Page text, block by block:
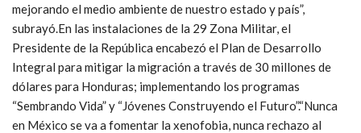
mejorando el medio ambiente de nuestro estado y país”,
subrayó.En las instalaciones de la 29 Zona Militar, el
Presidente de la República encabezó el Plan de Desarrollo
Integral para mitigar la migración a través de 30 millones de
dólares para Honduras; implementando los programas
“Sembrando Vida” y “Jóvenes Construyendo el Futuro”.“Nunca
en México se va a fomentar la xenofobia, nunca rechazo al